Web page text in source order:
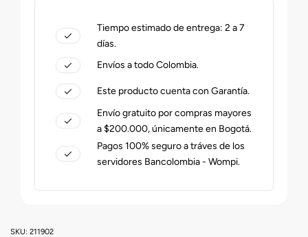
Tiempo estimado de entrega: 2 a 7
días.
Envíos a todo Colombia.
Este producto cuenta con Garantía.
Envío gratuito por compras mayores
a $200.000, únicamente en Bogotá.
Pagos 100% seguro a tráves de los
servidores Bancolombia - Wompi.
211902